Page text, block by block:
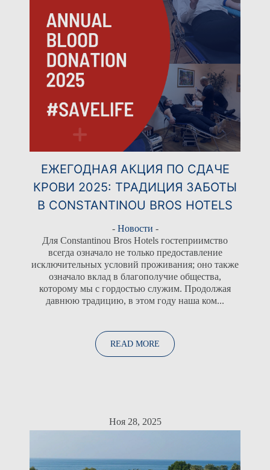
ЕЖЕГОДНАЯ АКЦИЯ ПО СДАЧЕ
КРОВИ 2025: ТРАДИЦИЯ ЗАБОТЫ
В CONSTANTINOU BROS HOTELS
- Новости -
Для Constantinou Bros Hotels гостеприимство
всегда означало не только предоставление
исключительных условий проживания; оно также
означало вклад в благополучие общества,
которому мы с гордостью служим. Продолжая
давнюю традицию, в этом году наша ком...
READ MORE
Ноя 28, 2025